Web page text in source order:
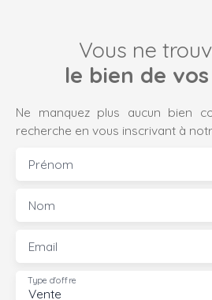
Vous ne
le bien de
Ne manquez plus aucun bien
recherche en vous inscrivant à
Prénom
Nom
Email
Vente
Type d'offre